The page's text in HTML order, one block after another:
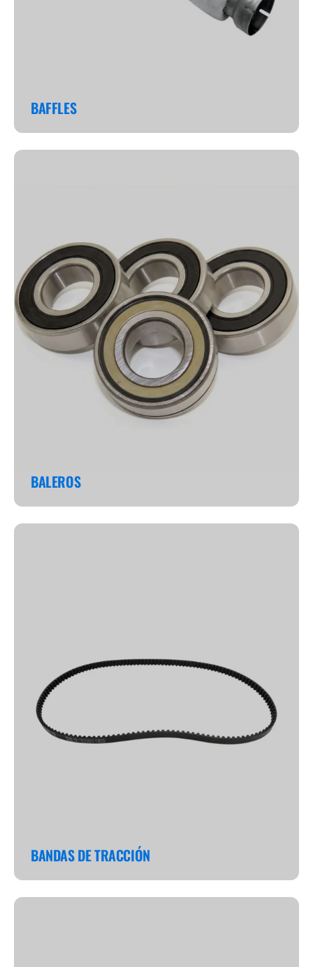
BAFFLES
BALEROS
BANDAS DE TRACCIÓN